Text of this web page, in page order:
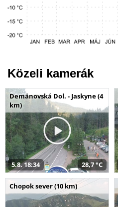
Közeli kamerák
Demänovská Dol. - Jaskyne (4
km)
5.8. 18:34 28,7 °C
Chopok sever (10 km)